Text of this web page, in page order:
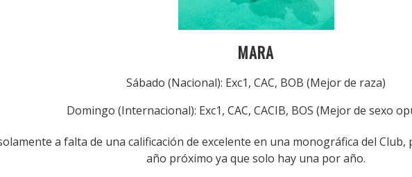
MARA
Sábado (Nacional): Exc1, CAC, BOB (Mejor de raza)
Domingo (Internacional): Exc1, CAC, CACIB, BOS (Mejor de sexo
a falta de una calificación de excelente en una monográfica del
año próximo ya que solo hay una por año.